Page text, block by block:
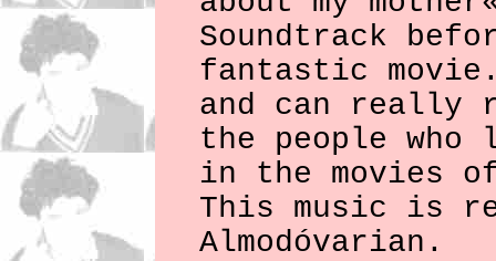
Soundtrack
fantastic
and can really
the people who
in the movies
This music is
Almodóvarian.